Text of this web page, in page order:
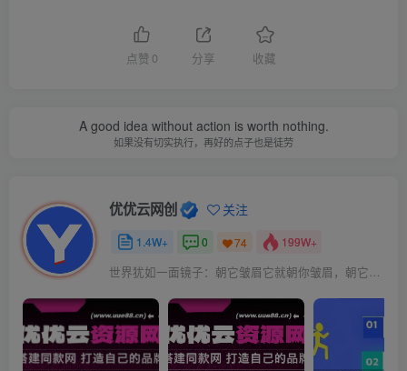
点赞 0 分享 收藏
A good idea without action is worth nothing.
如果没有切实执行，再好的点子也是徒劳
优优云网创 关注
1.4W+ 0 74 199W+
世界犹如一面镜子：朝它皱眉它就朝你皱眉，朝它微笑它也吵你微笑